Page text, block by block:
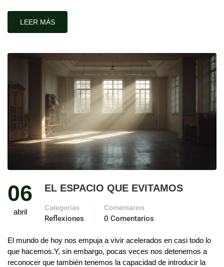
LEER MÁS
06
abril
EL ESPACIO QUE EVITAMOS
Categorías
Reflexiones
Comentarios
0 Comentarios
El mundo de hoy nos empuja a vivir acelerados en casi todo lo
que hacemos.Y, sin embargo, pocas veces nos detenemos a
reconocer que también tenemos la capacidad de introducir la